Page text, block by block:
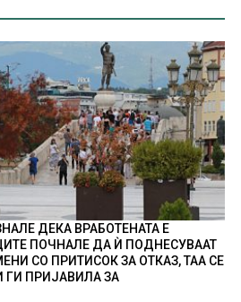
ДЕКА ВРАБОТЕНАТА Е
ПОЧНАЛЕ ДА Ѝ ПОДНЕСУВААТ
СО ПРИТИСОК ЗА ОТКАЗ, ТАА СЕ
ГИ ПРИЈАВИЛА ЗА